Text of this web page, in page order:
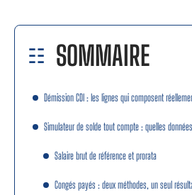
SOMMAIRE
Démission CDI : les lignes qui composent
Simulateur de solde tout compte : quelles
Salaire brut de référence et prorata
Congés payés : deux méthodes, un seul